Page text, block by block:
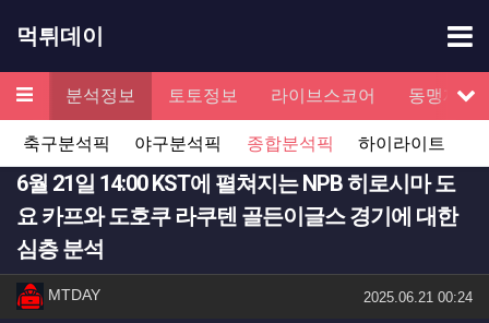
먹튀데이
메뉴
증 분석정보 토토정보 라이브스코어
동맹제휴
축구분석픽
야구분석픽 종합분석픽 하이라이트
6월 21일 14:00 KST에 펼쳐지는 NPB 히로시마 도
요 카프와 도호쿠 라쿠텐 골든이글스 경기에 대한
심층 분석
작성자 정보
MTDAY작성 작성일
2025.06.21 00:24